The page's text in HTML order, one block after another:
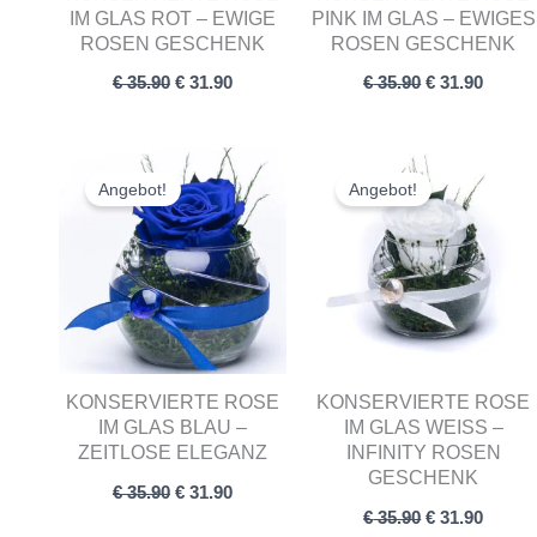
IM GLAS ROT – EWIGE
ROSEN GESCHENK
€35.90 €31.90
PINK IM GLAS – EWIGES
ROSEN GESCHENK
€35.90 € 31.90
Angebot!
KONSERVIERTE ROSE
IM GLAS BLAU –
ZEITLOSE ELEGANZ
€35.90
Ursprünglicher
Preis
war:
€ 35.90
€31.90
Aktueller
Preis
ist:
€ 31.90.
Angebot!
KONSERVIERTE ROSE
IM GLAS WEISS – I
NFINITY ROSEN G
ESCHENK
€35.90
Preis
war:
€ 35.90
€ 31.90
Preis